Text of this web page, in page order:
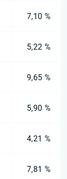
7,10 %
5,22 %
9,65 %
5,90 %
4,21 %
7,81 %